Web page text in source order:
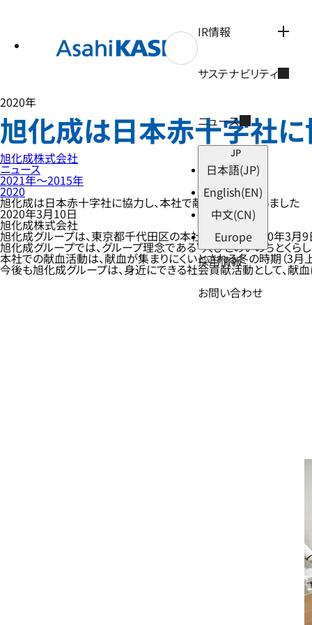
IR情報
サステナビリティ
ニュース
JP
日本語(JP)
English(EN)
中文(CN)
Europe
採用情報
お問い合わせ
2020年
旭化成は日本赤十字社に
旭化成株式会社
ニュース
2021年〜2015年
2020
旭化成は日本赤十字社に協力し、本社で献血活動を行いました
2020年3月10日
旭化成株式会社
旭化成グループは、東京都千代田区の本社において、2020年3月
旭化成グループでは、グループ理念である“人びとのいのちとく
本社での献血活動は、献血が集まりにくいとされる冬の時期（3
今後も旭化成グループは、身近にできる社会貢献活動として、献血